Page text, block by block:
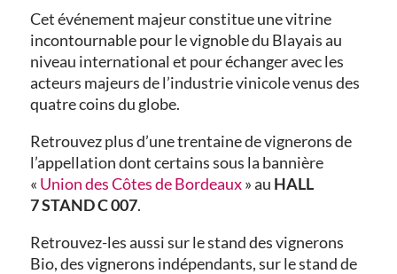
Cet événement majeur constitue une vitrine
incontournable pour le vignoble du Blayais au
niveau international et pour échanger avec les
acteurs majeurs de l’industrie vinicole venus des
quatre coins du globe.
Retrouvez plus d’une trentaine de vignerons de
l’appellation dont certains sous la bannière
« Union des Côtes de Bordeaux» au HALL
7 STAND C 007.
Retrouvez-les aussi sur le stand des vignerons
Bio, des vignerons indépendants, sur le stand de